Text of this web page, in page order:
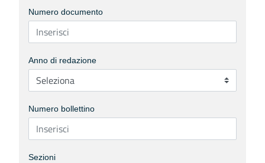
Numero documento
Anno di redazione
Numero bollettino
Sezioni